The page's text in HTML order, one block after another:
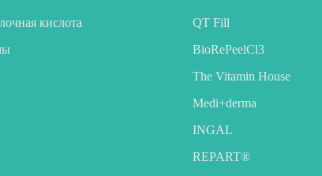
кислота
QT Fill
BioRePeelCl3
The Vitamin House
Medi+derma
INGAL
REPART®